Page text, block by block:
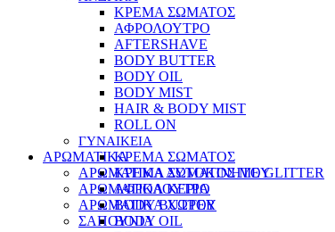
ΚΡΕΜΑ ΣΩΜΑΤΟΣ
ΑΦΡΟΛΟΥΤΡΟ
AFTERSHAVE
BODY BUTTER
BODY OIL
BODY MIST
HAIR & BODY MIST
ROLL ON
ΓΥΝΑΙΚΕΙΑ
ΚΡΕΜΑ ΣΩΜΑΤΟΣ
ΚΡΕΜΑ ΣΩΜΑΤΟΣ ΜΕ GLITTER
ΑΦΡΟΛΟΥΤΡΟ
BODY BUTTER
BODY OIL
ΑΡΩΜΑΤΙΚΑ
ΑΡΩΜΑΤΙΚΑ ΑΥΤΟΚΙΝΗΤΟΥ
ΑΡΩΜΑΤΙΚΑ ΚΕΡΙΑ
ΑΡΩΜΑΤΙΚΑ ΧΩΡΟΥ
ΣΑΠΟΥΝΙΑ